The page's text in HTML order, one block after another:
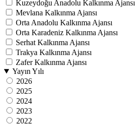
Kuzeydoğu Anadolu Kalkınma Ajansı
Mevlana Kalkınma Ajansı
Orta Anadolu Kalkınma Ajansı
Orta Karadeniz Kalkınma Ajansı
Serhat Kalkınma Ajansı
Trakya Kalkınma Ajansı
Zafer Kalkınma Ajansı
Yayın Yılı
2026
2025
2024
2023
2022